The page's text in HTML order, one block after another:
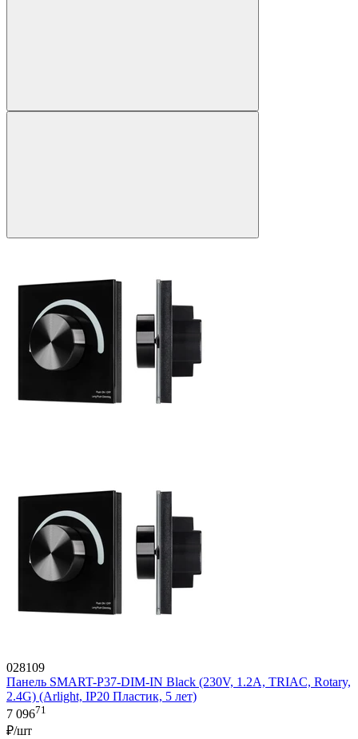
028109
Панель SMART-P37-DIM-IN Black (230V, 1.2A, TRIAC, Rotary,
2.4G) (Arlight, IP20 Пластик, 5 лет)
7 09671
₽/шт